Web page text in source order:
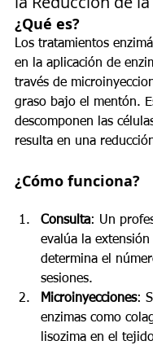
¿Qué es?
Los tratamientos
en la aplicación de
través de
graso bajo el mentón.
descomponen las
resulta en una
¿Cómo funciona?
Consulta: Un
evalúa la
determina el
sesiones.
Microinyecciones:
enzimas como
lisozima en el